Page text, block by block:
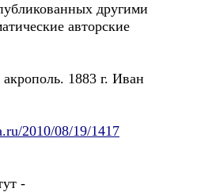
другими
авторские
1883 г. Иван
2010/08/19/1417
-